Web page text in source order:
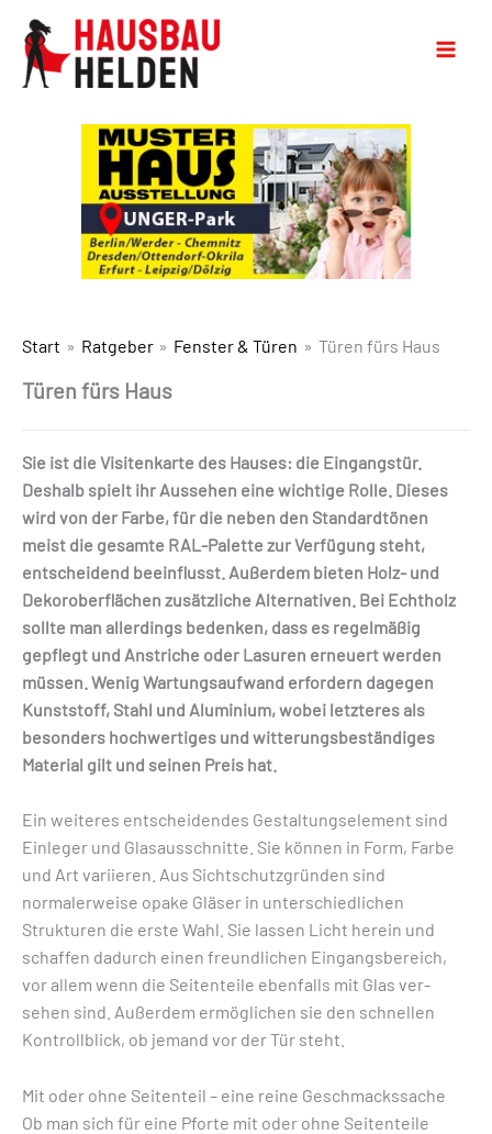
Start Ratgeber Fenster & Türen Türen fürs Haus
Türen fürs Haus
Sie ist die Visitenkarte des Hauses: die Eingangstür.
Deshalb spielt ihr Aussehen eine wichtige Rolle. Dieses
wird von der Farbe, für die ­neben den Standardtönen
meist die gesamte RAL-­Palette zur Verfügung steht,
entscheidend beeinflusst. Außerdem bieten Holz- und
Dekoroberflächen zusätzliche Alternativen. Bei Echtholz
sollte man allerdings bedenken, dass es regelmäßig
gepflegt und ­Anstriche oder Lasuren erneuert werden
müssen. Wenig Wartungsaufwand erfordern dagegen
Kunststoff, Stahl und Alu­minium, wobei letzteres als
besonders hochwertiges und witterungsbeständiges
Material gilt und seinen Preis hat.
Ein weiteres entscheidendes Gestaltungselement sind
Einleger und Glas­aus­schnitte. Sie können in Form, Farbe
und Art variieren. Aus Sichtschutzgründen sind
normalerweise opake Gläser in unterschiedlichen
Strukturen die erste Wahl. Sie lassen Licht herein und
schaffen dadurch einen freundlichen Eingangsbereich,
vor allem wenn die Seitenteile ebenfalls mit Glas ver­
sehen sind. ­Außerdem ermöglichen sie den schnellen
Kontrollblick, ob ­jemand vor der Tür steht.
Mit oder ohne Seitenteil – eine reine Geschmackssache
Ob man sich für eine Pforte mit oder ohne Seitenteile